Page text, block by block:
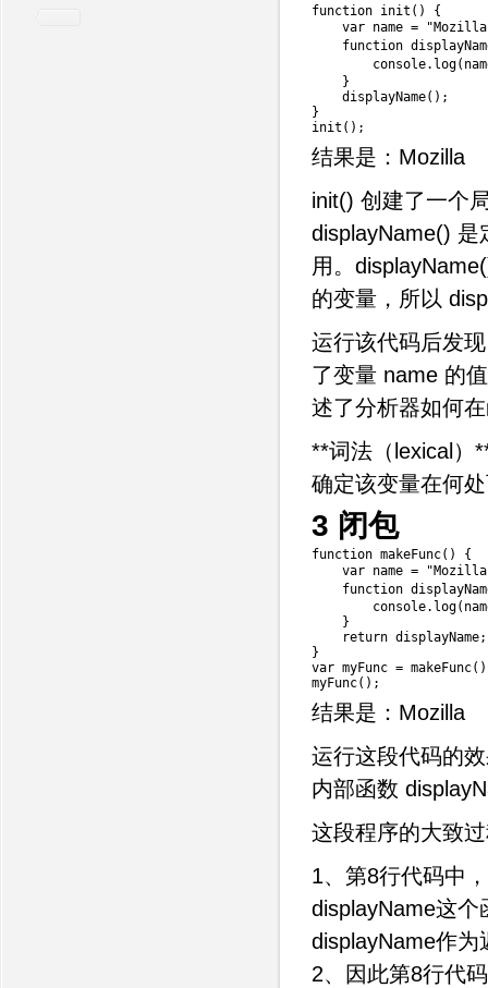
function init ( )
{
var name =
function
        console
. log(
}
displayName( ) ;
}
init ( ) ;
结果是：Mozilla
init() 创建了一个
displayName()
用。
的变量，所以
运行该代码后发
了变量 name 的
述了分析器如何
**词法（lexical）
确定该变量在何
3 闭包
function makeFunc( )
{
var name =
function
        console
. log(
}
return displayName;
}
var myFunc = makeFunc( )
myFunc( ) ;
结果是：Mozilla
运行这段代码的
内部函数
这段程序的大致
1、第8行代码中
displayName这个
displayName作为
2、因此第8行代